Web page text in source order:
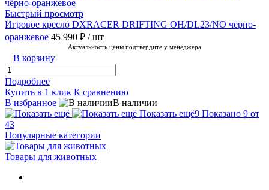
Быстрый просмотр
Игровое кресло DXRACER DRIFTING OH/DL23/NO чёрно-
оранжевое 45 990 ₽ / шт
Актуальность цены подтвердите у менеджера
В корзину
Подробнее
Купить в 1 клик К сравнению
В избранное
В наличии
Показать ещё9 Показано 9 от
43
Популярные категории
Товары для животных